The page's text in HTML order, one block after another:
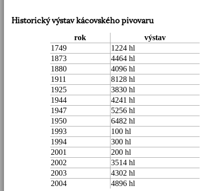
Historický výstav kácovského pivovaru
rok
výstav
1749
1224 hl
1873
4464 hl
1880
4096 hl
1911
8128 hl
1925
3830 hl
1944
4241 hl
1947
5256 hl
1950
6482 hl
1993
100 hl
1994
300 hl
2001
200 hl
2002
3514 hl
2003
4302 hl
2004
4896 hl